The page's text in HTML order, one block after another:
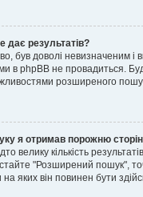
дає результатів?
був доволі невизначеним і
в phpBB не провадиться.
розширеного
я отримав порожню
велику кількість
"Розширений пошук",
яких він повинен бути